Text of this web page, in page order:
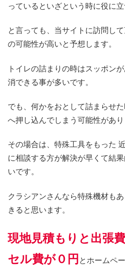
っているといざという時に役に立
と言っても、当サイトに訪問し
の可能性が高いと予想します。
トイレの詰まりの時はスッポン
消できる事が多いです。
でも、何かをおとして詰まらせ
へ押し込んでしまう可能性があり
その場合は、特殊工具をもった
に相談する方が解決が早くて結
いです。
クラシアンさんなら特殊機材も
きると思います。
現地見積もりと出張
セル費が０円 とホームペ